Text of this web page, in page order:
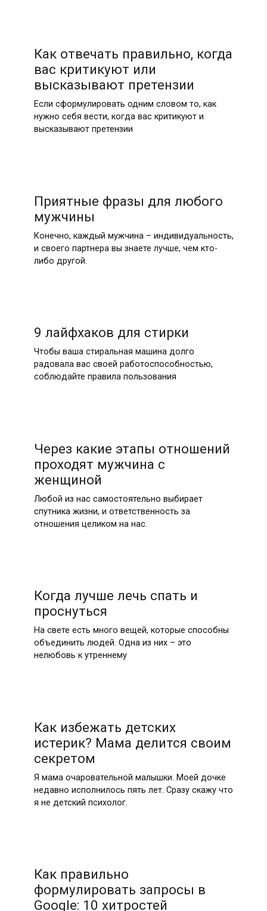
Как отвечать правильно, когда
вас критикуют или
высказывают претензии
Если сформулировать одним словом то, как
нужно себя вести, когда вас критикуют и
высказывают претензии
Приятные фразы для любого
мужчины
Конечно, каждый мужчина – индивидуальность,
и своего партнера вы знаете лучше, чем кто-
либо другой.
9 лайфхаков для стирки
Чтобы ваша стиральная машина долго
радовала вас своей работоспособностью,
соблюдайте правила пользования
Через какие этапы отношений
проходят мужчина с
женщиной
Любой из нас самостоятельно выбирает
спутника жизни, и ответственность за
отношения целиком на нас.
Когда лучше лечь спать и
проснуться
На свете есть много вещей, которые способны
объединить людей. Одна из них – это
нелюбовь к утреннему
Как избежать детских
истерик? Мама делится своим
секретом
Я мама очаровательной малышки. Моей дочке
недавно исполнилось пять лет. Сразу скажу что
я не детский психолог.
Как правильно
формулировать запросы в
Google: 10 хитростей